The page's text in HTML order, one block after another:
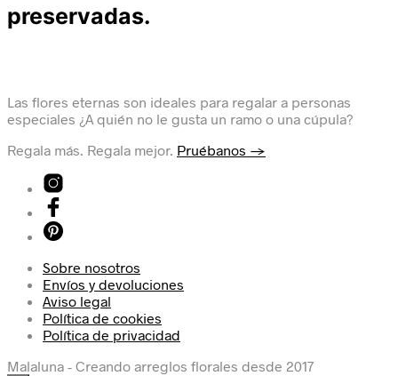
preservadas.
Las flores eternas son ideales para regalar a personas
especiales ¿A quién no le gusta un ramo o una cúpula?
Regala más. Regala mejor. Pruébanos →
Sobre nosotros
Envíos y devoluciones
Aviso legal
Política de cookies
Política de privacidad
Malaluna - Creando arreglos florales desde 2017